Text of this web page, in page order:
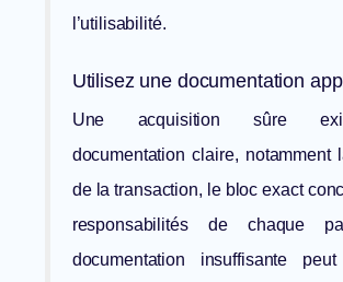
l’utilisabilité.
Utilisez une documentation
Une acquisition sûre
documentation claire, notamment
de la transaction, le bloc exact
responsabilités de chaque
documentation insuffisante